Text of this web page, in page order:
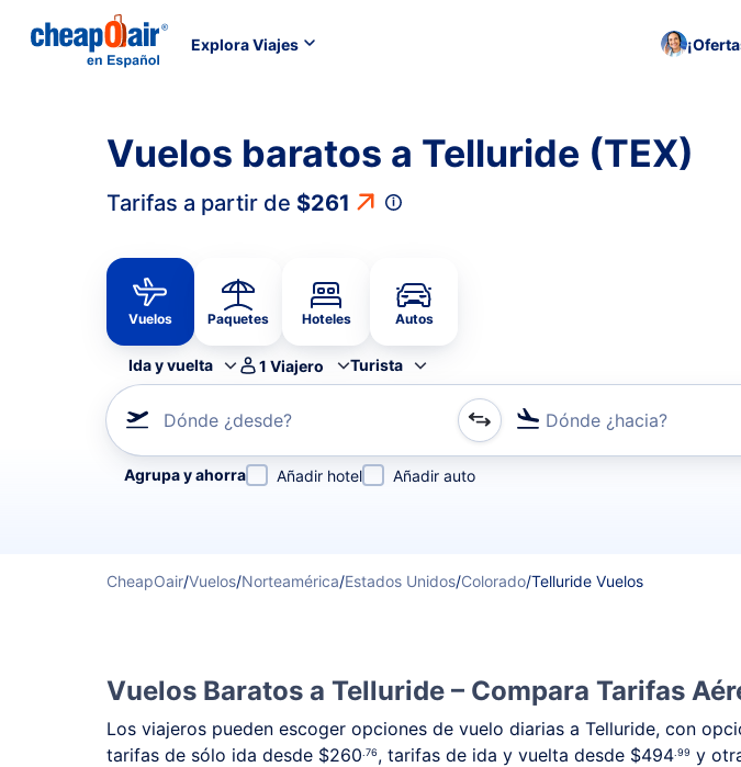
Explora Viajes
Vuelos baratos a Telluride (TEX)
Tarifas a partir de $261
Vuelos Paquetes Hoteles Autos
Ida y vuelta 1 Viajero Turista
Dónde ¿desde? Dónde ¿hacia?
Refina tu búsqueda por aerolínea, por ciudad o aeropuerto o por vuelos directos
Agrupa y ahorra Añadir hotel Añadir auto
CheapOair/Vuelos/Norteamérica/Estados Unidos/Colorado/Telluride Vuelos
Vuelos Baratos a Telluride – Compara Tarifas
Los viajeros pueden escoger opciones de vuelo diarias a Telluride, con
tarifas de sólo ida desde $260.76, tarifas de ida y vuelta desde $494.99 y